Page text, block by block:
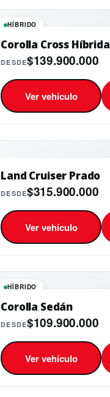
HÍBRIDO
Corolla Cross Híbrida
DESDE$139.900.000
Ver vehículo
Land Cruiser Prado
DESDE$315.900.000
Ver vehículo
HÍBRIDO
Corolla Sedán
DESDE$109.900.000
Ver vehículo